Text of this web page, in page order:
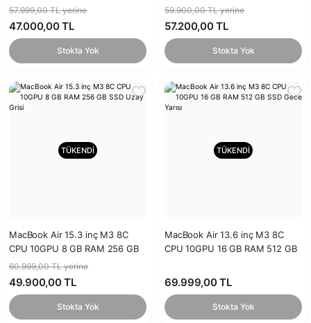
Gece Yarısı
57.999,00 TL yerine
47.000,00 TL
Stokta Yok
SSD Gece Yarısı
59.900,00 TL yerine
57.200,00 TL
Stokta Yok
TÜKENDİ
MacBook Air 15.3 inç M3 8C
CPU 10GPU 8 GB RAM 256 GB
SSD Uzay Grisi
60.999,00 TL yerine
49.900,00 TL
Stokta Yok
TÜKENDİ
MacBook Air 13.6 inç M3 8C
CPU 10GPU 16 GB RAM 512 GB
69.999,00 TL
Stokta Yok